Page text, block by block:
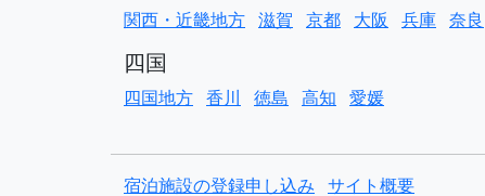
関西・近畿地方 滋賀 京都 大阪 兵庫 奈良
四国
四国地方 香川 徳島 高知 愛媛
宿泊施設の登録申し込み サイト概要